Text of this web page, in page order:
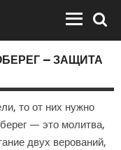
— ЗАЩИТА
то от них нужно
— это молитва,
двух верований,